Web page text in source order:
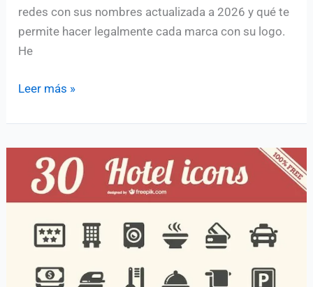
redes con sus nombres actualizada a 2026 y qué te
permite hacer legalmente cada marca con su logo.
He
Iconos
redes
sociales:
gratis,
PNG,
SVG
para
Leer más »